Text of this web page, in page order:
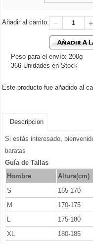
Añadir al carrito:
Peso para el envío: 200g
366 Unidades en Stock
Este producto fue añadido al
Descripcion
Si estás interesado,
baratas
Guía de Tallas
Hombre
Altura(cm)
S
165-170
M
170-175
L
175-180
XL
180-185